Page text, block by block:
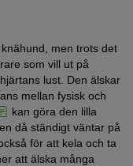
men trots det
som vill ut på
lust. Den älskar
mellan fysisk och
kan göra den lilla
då ständigt väntar på
för att kela och ta
att älska många